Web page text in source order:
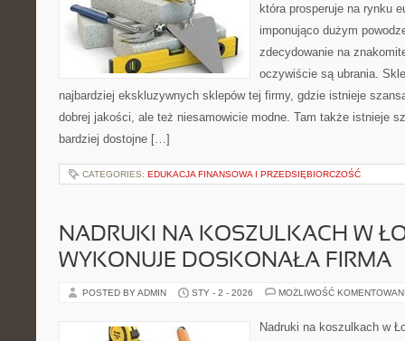
która prosperuje na rynku
imponująco dużym
zdecydowanie na
oczywiście są ubrania.
najbardziej ekskluzywnych sklepów tej firmy, gdzie istnieje
dobrej jakości, ale też niesamowicie modne. Tam także istnieje
bardziej dostojne […]
CATEGORIES: EDUKACJA FINANSOWA I PRZEDSIĘBIORCZOŚĆ
NADRUKI NA KOSZULKACH W
WYKONUJE DOSKONAŁA FIRMA
POSTED BY ADMIN STY - 2 - 2026 MOŻLIWOŚĆ
Nadruki na koszulkach w